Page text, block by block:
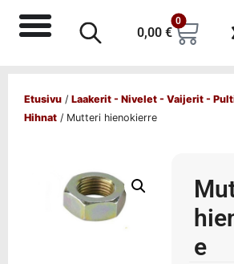
0,00 €
0
Etusivu / Laakerit - Nivelet - Vaijerit -
Hihnat / Mutteri hienokierre
e